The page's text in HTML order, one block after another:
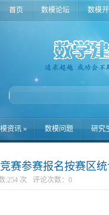
首页 数模论坛 数模
资讯 » 数模问题 研究
赛参赛报名按赛区
:254 次 评论次数： 0